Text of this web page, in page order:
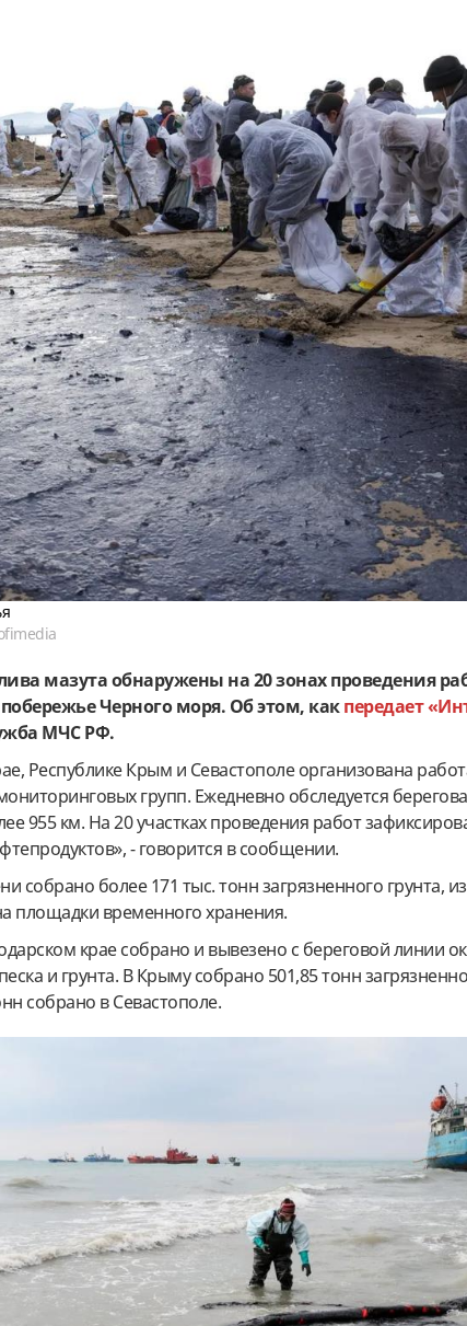
мазута обнаружены на 20 зонах проведения
Черного моря. Об этом, какпередает
МЧС РФ.
Республике Крым и Севастополе организована
групп. Ежедневно обследуется
955 км. На 20 участках проведения работ
- говорится в сообщении.
собрано более 171 тыс. тонн загрязненного грунта,
площадки временного хранения.
крае собрано и вывезено с береговой линии
и грунта. В Крыму собрано 501,85 тонн
собрано в Севастополе.